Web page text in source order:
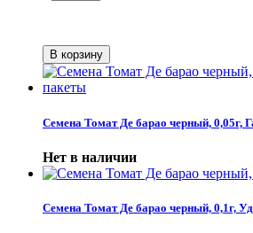
Семена Томат Де барао черный, 0,05г,
Нет в наличии
Семена Томат Де барао черный, 0,1г,